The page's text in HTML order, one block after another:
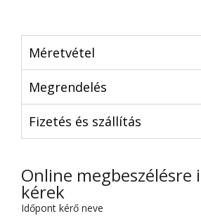
Méretvétel
Megrendelés
Fizetés és szállítás
Online
kérek
Időpont kérő neve